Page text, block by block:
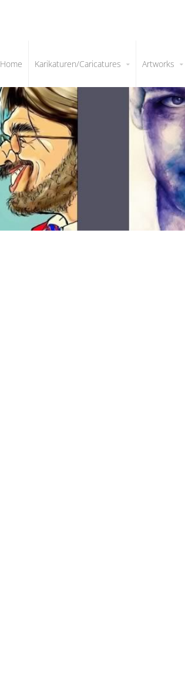
Home Karikaturen/Caricatures Artworks